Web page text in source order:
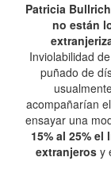
Patricia
no están
Inviolabilidad
puñado de
acompañarían
ensayar una
15% al 25%
extranjerosy